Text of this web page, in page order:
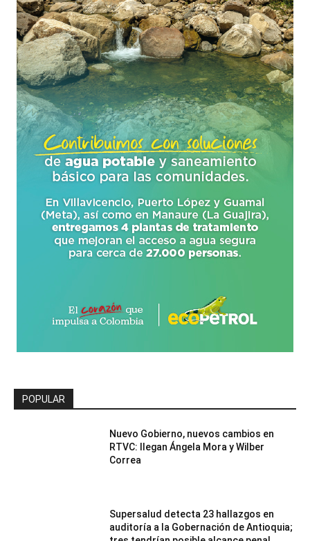
POPULAR
Nuevo Gobierno, nuevos cambios en
RTVC: llegan Ángela Mora y Wilber
Correa
Supersalud detecta 23 hallazgos en
auditoría a la Gobernación de Antioquia;